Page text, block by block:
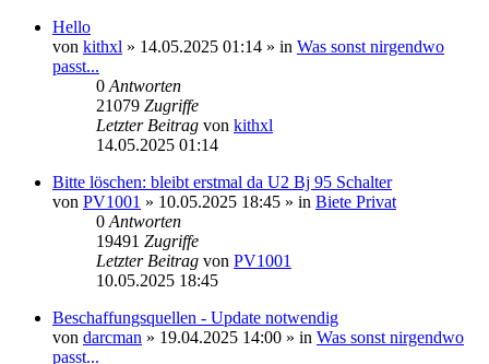
Hello
von kithxl » 14.05.2025 01:14 » in Was sonst nirgendwo
passt...
0 Antworten
21079 Zugriffe
Letzter Beitrag von kithxl
14.05.2025 01:14
Bitte löschen: bleibt erstmal da U2 Bj 95 Schalter
von PV1001 » 10.05.2025 18:45 » in Biete Privat
0 Antworten
19491 Zugriffe
Letzter Beitrag von PV1001
10.05.2025 18:45
Beschaffungsquellen - Update notwendig
von darcman » 19.04.2025 14:00 » in Was sonst nirgendwo
passt...